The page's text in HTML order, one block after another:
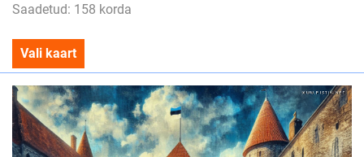
Saadetud: 158 korda
Vali kaart